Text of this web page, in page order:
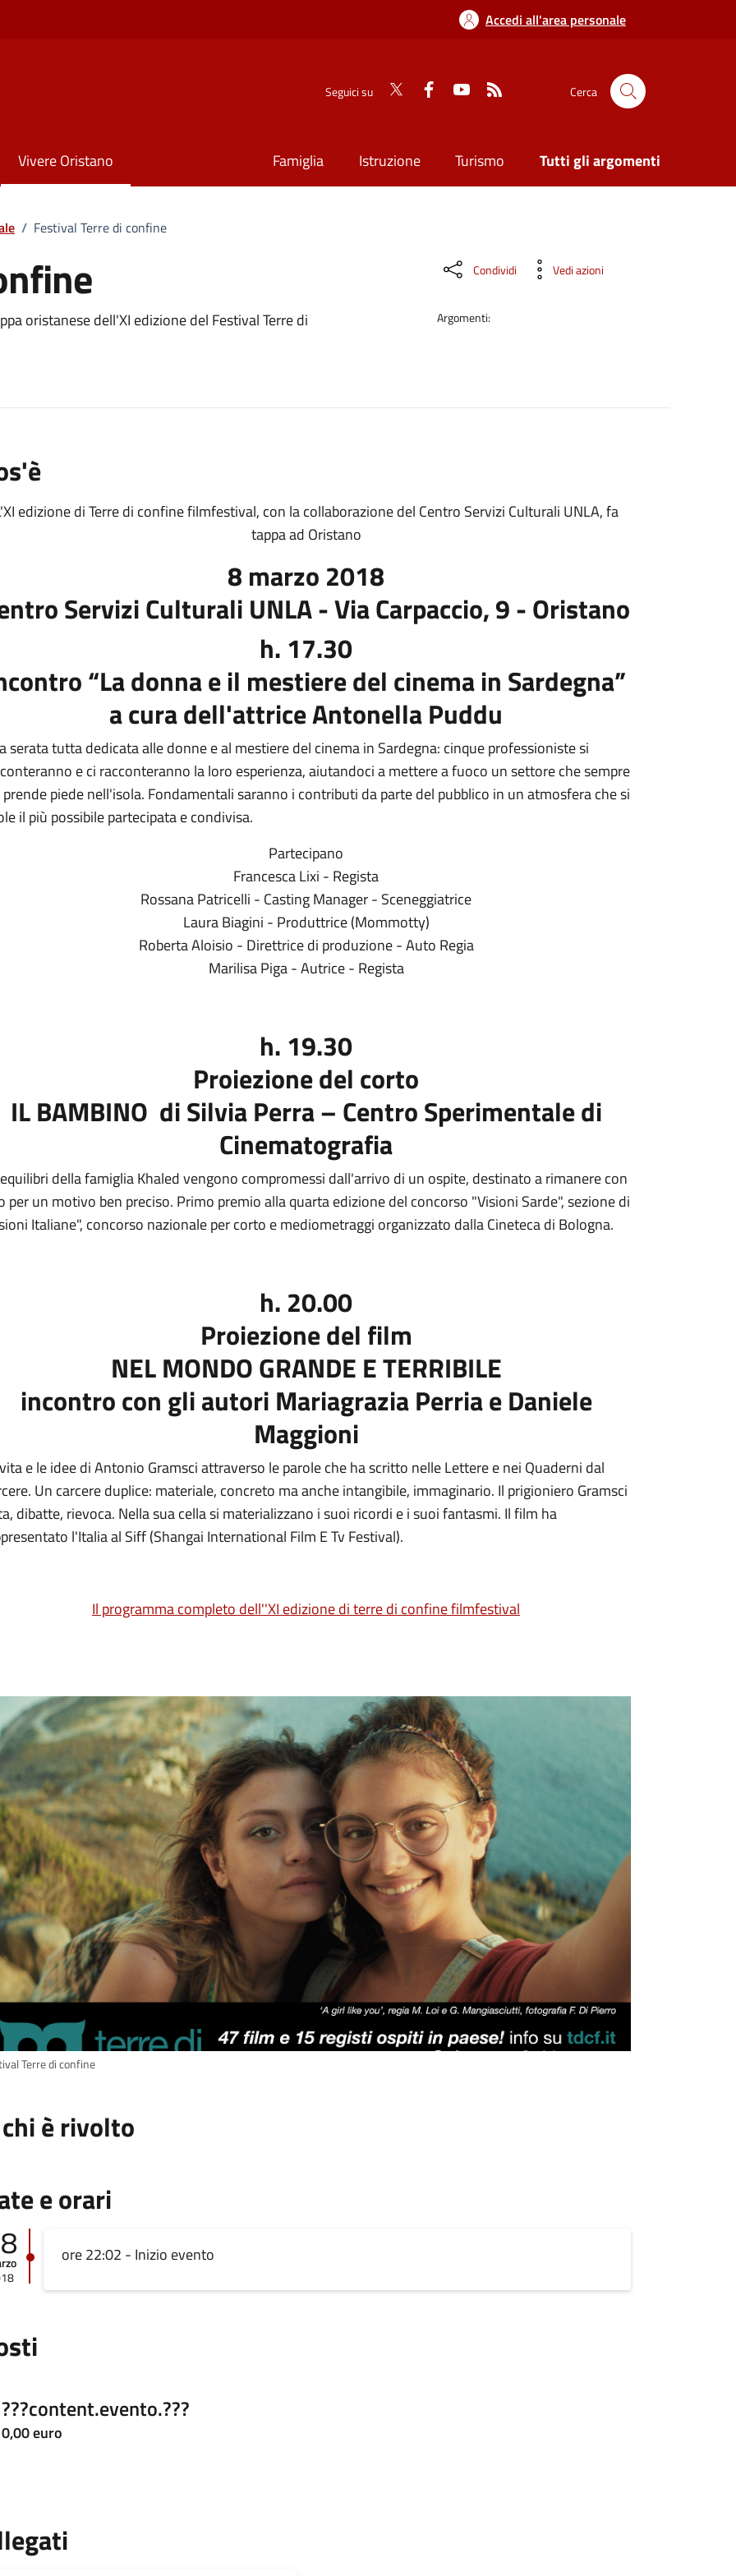
Accedi all'area personale
Seguici su Cerca
Vivere Oristano Famiglia Istruzione Turismo Tutti gli argomenti
/ Festival Terre di confine
oristanese dell'XI edizione del Festival Terre di
Condividi Vedi azioni
Argomenti:
edizione di Terre di confine filmfestival, con la collaborazione del Centro Servizi Culturali UNLA, fa
tappa ad Oristano
8 marzo 2018
Servizi Culturali UNLA - Via Carpaccio, 9 - Oristano
h. 17.30
“La donna e il mestiere del cinema in Sardegna”
a cura dell'attrice Antonella Puddu
serata tutta dedicata alle donne e al mestiere del cinema in Sardegna: cinque professioniste si
e ci racconteranno la loro esperienza, aiutandoci a mettere a fuoco un settore che sempre
prende piede nell'isola. Fondamentali saranno i contributi da parte del pubblico in un atmosfera che si
il più possibile partecipata e condivisa.
Partecipano
Francesca Lixi - Regista
Rossana Patricelli - Casting Manager - Sceneggiatrice
Laura Biagini - Produttrice (Mommotty)
Roberta Aloisio - Direttrice di produzione - Auto Regia
Marilisa Piga - Autrice - Regista
h. 19.30
Proiezione del corto
IL BAMBINO di Silvia Perra – Centro Sperimentale di
Cinematografia
della famiglia Khaled vengono compromessi dall'arrivo di un ospite, destinato a rimanere con
per un motivo ben preciso. Primo premio alla quarta edizione del concorso "Visioni Sarde", sezione di
Italiane", concorso nazionale per corto e mediometraggi organizzato dalla Cineteca di Bologna.
h. 20.00
Proiezione del film
NEL MONDO GRANDE E TERRIBILE
incontro con gli autori Mariagrazia Perria e Daniele
Maggioni
e le idee di Antonio Gramsci attraverso le parole che ha scritto nelle Lettere e nei Quaderni dal
Un carcere duplice: materiale, concreto ma anche intangibile, immaginario. Il prigioniero Gramsci
dibatte, rievoca. Nella sua cella si materializzano i suoi ricordi e i suoi fantasmi. Il film ha
l'Italia al Siff (Shangai International Film E Tv Festival).
Il programma completo dell''XI edizione di terre di confine filmfestival
Terre di confine
è rivolto
e orari
ore 22:02 - Inizio evento
???content.evento.???
0,00 euro